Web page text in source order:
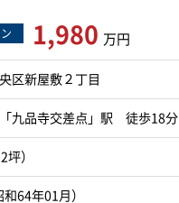
1,980 万円
区新屋敷２丁目
九品寺交差点」駅 徒歩18分
坪）
64年01月）